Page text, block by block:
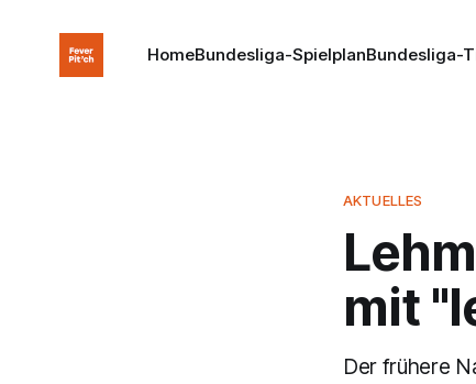
HomeBundesliga-SpielplanBundesliga-
AKTUELLES
mit
Der frühere